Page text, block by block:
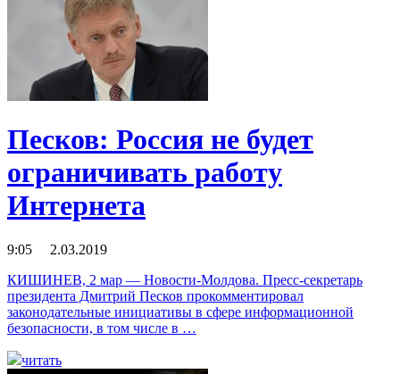
Песков: Россия не будет
ограничивать работу
Интернета
9:05 2.03.2019
КИШИНЕВ, 2 мар — Новости-Молдова. Пресс-секретарь
президента Дмитрий Песков прокомментировал
законодательные инициативы в сфере информационной
безопасности, в том числе в …
читать